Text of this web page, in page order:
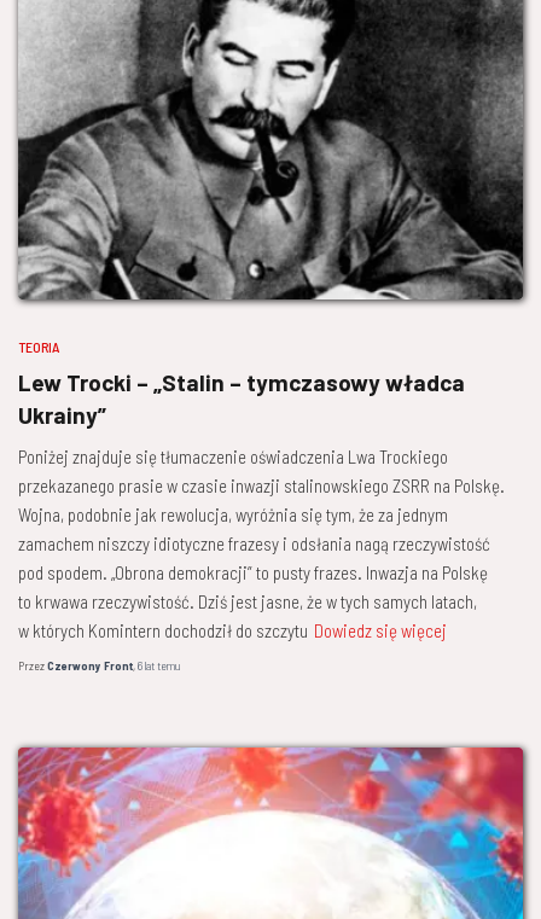
TEORIA
Lew Trocki – „Stalin – tymczasowy władca
Ukrainy”
Poniżej znajduje się tłumaczenie oświadczenia Lwa Trockiego
przekazanego prasie w czasie inwazji stalinowskiego ZSRR na Polskę.
Wojna, podobnie jak rewolucja, wyróżnia się tym, że za jednym
zamachem niszczy idiotyczne frazesy i odsłania nagą rzeczywistość
pod spodem. „Obrona demokracji” to pusty frazes. Inwazja na Polskę
to krwawa rzeczywistość. Dziś jest jasne, że w tych samych latach,
w których Komintern dochodził do szczytu Dowiedz się więcej
PrzezCzerwony Front,6 lattemu